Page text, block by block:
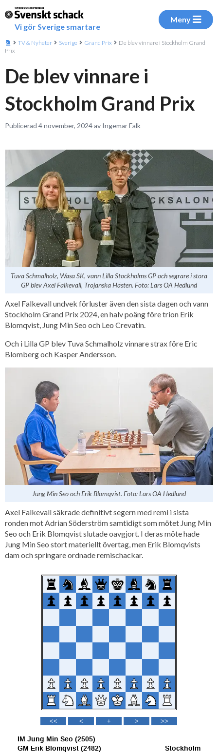
Vi gör Sverige smartare
Meny
TV & Nyheter Sverige Grand Prix
De blev vinnare i Stockholm Grand
Prix
De blev vinnare i
Stockholm Grand Prix
Publicerad 4 november, 2024 av Ingemar Falk
Tuva Schmalholz, Wasa SK, vann Lilla Stockholms GP och segrare i stora
GP blev Axel Falkevall, Trojanska Hästen. Foto: Lars OA Hedlund
Axel Falkevall undvek förluster även den sista dagen och vann
Stockholm Grand Prix 2024, en halv poäng före trion Erik
Blomqvist, Jung Min Seo och Leo Crevatin.
Och i Lilla GP blev Tuva Schmalholz vinnare strax före Eric
Blomberg och Kasper Andersson.
Jung Min Seo och Erik Blomqvist. Foto: Lars OA Hedlund
Axel Falkevall säkrade definitivt segern med remi i sista
ronden mot Adrian Söderström samtidigt som mötet Jung Min
Seo och Erik Blomqvist slutade oavgjort. I deras möte hade
Jung Min Seo stort materiellt övertag, men Erik Blomqvists
dam och springare ordnade remischackar.